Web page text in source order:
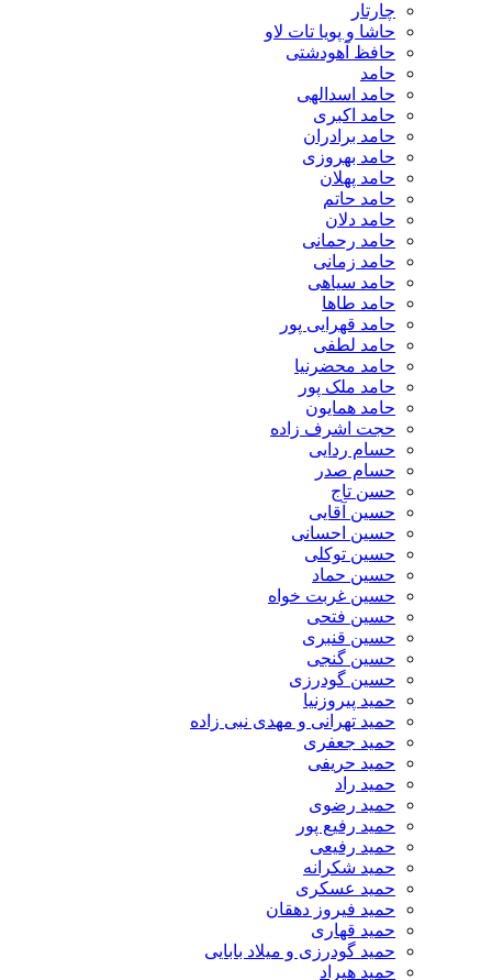
حاشا و پویا تات لاو
حافظ آهودشتی
حامد اسدالهی
حامد اکبری
حامد برادران
حامد بهروزی
حامد پهلان
حامد حاتم
حامد دلان
حامد رحمانی
حامد زمانی
حامد سیاهی
حامد طاها
حامد قهرایی پور
حامد لطفی
حامد محضرنیا
حامد ملک پور
حامد همایون
حجت اشرف زاده
حسام ردایی
حسام صدر
حسن تاج
حسین آقایی
حسین احسانی
حسین توکلی
حسین حماد
حسین غربت خواه
حسین فتحی
حسین قنبری
حسین گنجی
حسین گودرزی
حمید پیروزنیا
حمید تهرانی و مهدی نبی زاده
حمید جعفری
حمید حریفی
حمید راد
حمید رضوی
حمید رفیع پور
حمید رفیعی
حمید شکرانه
حمید عسکری
حمید فیروز دهقان
حمید قهاری
حمید گودرزی و میلاد بابایی
حمید هیراد